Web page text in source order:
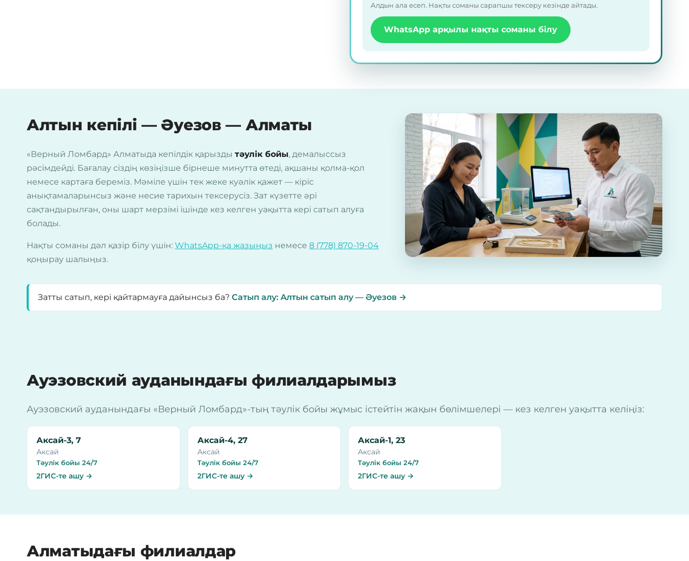
Алдын ала есеп. Нақты соманы сарапшы тексеру кезінде айтады.
WhatsApp арқылы нақты соманы білу
Алтын кепілі — Әуезов — Алматы
«Верный Ломбард» Алматыда кепілдік қарызды тәулік бойы, демалыссыз
рәсімдейді. Бағалау сіздің көзіңізше бірнеше минутта өтеді, ақшаны қолма-қол
немесе картаға береміз. Мәміле үшін тек жеке куәлік қажет — кіріс
анықтамаларынсыз және несие тарихын тексерусіз. Зат күзетте әрі
сақтандырылған, оны шарт мерзімі ішінде кез келген уақытта кері сатып алуға
болады.
Нақты соманы дәл қазір білу үшін: WhatsApp-қа жазыңыз немесе 8 (778) 870-19-04
қоңырау шалыңыз.
Затты сатып, кері қайтармауға дайынсыз ба? Сатып алу: Алтын сатып алу — Әуезов →
Ауэзовский ауданындағы филиалдарымыз
Ауэзовский ауданындағы «Верный Ломбард»-тың тәулік бойы жұмыс істейтін жақын бөлімшелері — кез келген уақытта келіңіз:
Аксай-3, 7
Аксай
Тәулік бойы 24/7
2ГИС-те ашу →
Аксай-4, 27
Аксай
Тәулік бойы 24/7
2ГИС-те ашу →
Аксай-1, 23
Аксай
Тәулік бойы 24/7
2ГИС-те ашу →
Алматыдағы филиалдар